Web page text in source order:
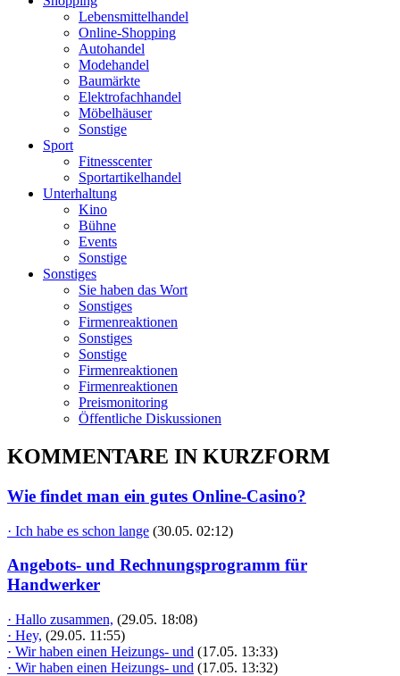
Lebensmittelhandel
Online-Shopping
Autohandel
Modehandel
Baumärkte
Elektrofachhandel
Möbelhäuser
Sonstige
Sport
Fitnesscenter
Sportartikelhandel
Unterhaltung
Kino
Bühne
Events
Sonstige
Sonstiges
Sie haben das Wort
Sonstiges
Firmenreaktionen
Sonstiges
Sonstige
Firmenreaktionen
Firmenreaktionen
Preismonitoring
Öffentliche Diskussionen
KOMMENTARE IN KURZFORM
Wie findet man ein gutes Online-Casino?
· Ich habe es schon lange (30.05. 02:12)
Angebots- und Rechnungsprogramm für
Handwerker
· Hallo zusammen, (29.05. 18:08)
· Hey, (29.05. 11:55)
· Wir haben einen Heizungs- und (17.05. 13:33)
· Wir haben einen Heizungs- und (17.05. 13:32)